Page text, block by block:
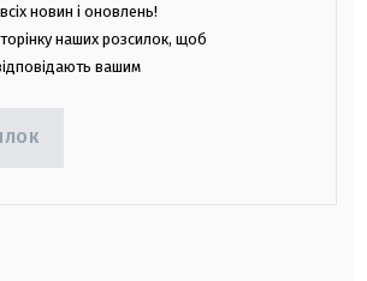
новин і оновлень!
наших розсилок, щоб
вашим